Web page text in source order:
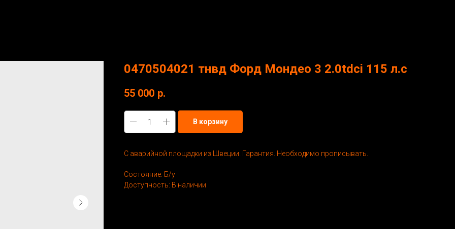
0470504021 тнвд Форд Мондео 3 2.0tdci 115 л.с
55 000 р.
В корзину
С аварийной площадки из Швеции. Гарантия. Необходимо прописывать.
Состояние: Б/у
Доступность: В наличии